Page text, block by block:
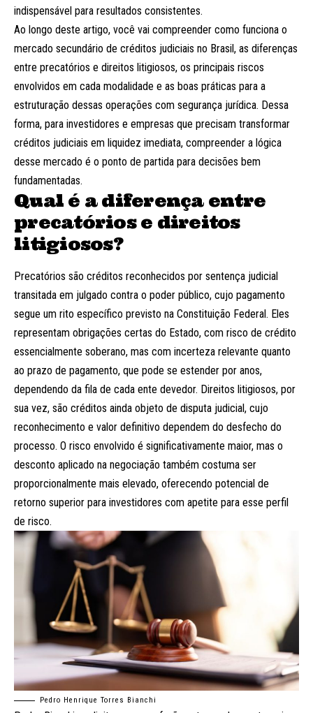
indispensável para resultados consistentes.
Ao longo deste artigo, você vai compreender como funciona o
mercado secundário de créditos judiciais no Brasil, as diferenças
entre precatórios e direitos litigiosos, os principais riscos
envolvidos em cada modalidade e as boas práticas para a
estruturação dessas operações com segurança jurídica. Dessa
forma, para investidores e empresas que precisam transformar
créditos judiciais em liquidez imediata, compreender a lógica
desse mercado é o ponto de partida para decisões bem
fundamentadas.
Qual é a diferença entre
precatórios e direitos
litigiosos?
Precatórios são créditos reconhecidos por sentença judicial
transitada em julgado contra o poder público, cujo pagamento
segue um rito específico previsto na Constituição Federal. Eles
representam obrigações certas do Estado, com risco de crédito
essencialmente soberano, mas com incerteza relevante quanto
ao prazo de pagamento, que pode se estender por anos,
dependendo da fila de cada ente devedor. Direitos litigiosos, por
sua vez, são créditos ainda objeto de disputa judicial, cujo
reconhecimento e valor definitivo dependem do desfecho do
processo. O risco envolvido é significativamente maior, mas o
desconto aplicado na negociação também costuma ser
proporcionalmente mais elevado, oferecendo potencial de
retorno superior para investidores com apetite para esse perfil
de risco.
Pedro Henrique Torres Bianchi